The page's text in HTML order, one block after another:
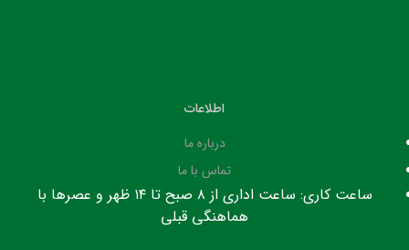
اطلاعات
درباره ما
تماس با ما
ساعت کاری: ساعت اداری از ۸ صبح تا ۱۴ ظهر و عصرها با
هماهنگی قبلی